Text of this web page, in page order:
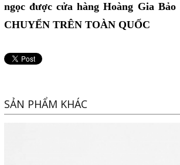
ngọcđược cửa hàng Hoàng Gia
CHUYỂN TRÊN TOÀN QUỐC
SẢN PHẨM KHÁC